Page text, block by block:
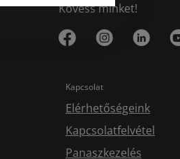
Kövess minket!
Kapcsolat
Elérhetőségeink
Kapcsolatfelvétel
Panaszkezelés